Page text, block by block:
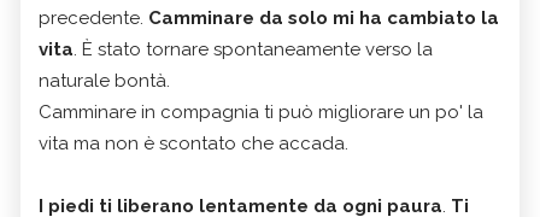
precedente. Camminare da solo mi ha cambiato la
vita. È stato tornare spontaneamente verso la
naturale bontà.
Camminare in compagnia ti può migliorare un po' la
vita ma non è scontato che accada.
I piedi ti liberano lentamente da ogni paura. Ti